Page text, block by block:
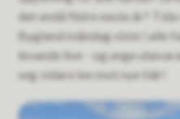
det endå fleire neste år?
Bygland måndag viste i alle
levande live - og unge
seg vidare inn mot nye tiår!